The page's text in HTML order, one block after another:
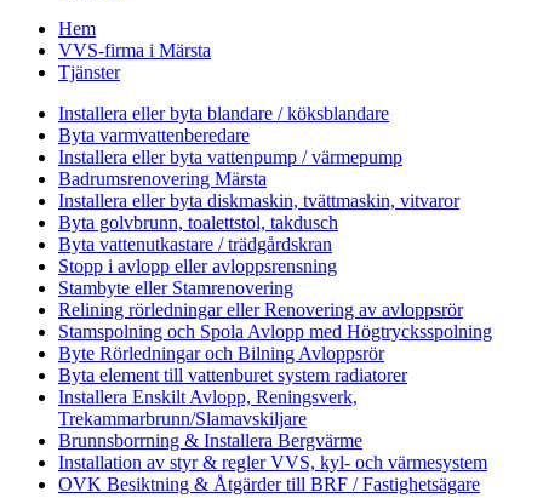
Hem
VVS-firma i Märsta
Tjänster
Installera eller byta blandare / köksblandare
Byta varmvattenberedare
Installera eller byta vattenpump / värmepump
Badrumsrenovering Märsta
Installera eller byta diskmaskin, tvättmaskin, vitvaror
Byta golvbrunn, toalettstol, takdusch
Byta vattenutkastare / trädgårdskran
Stopp i avlopp eller avloppsrensning
Stambyte eller Stamrenovering
Relining rörledningar eller Renovering av avloppsrör
Stamspolning och Spola Avlopp med Högtrycksspolning
Byte Rörledningar och Bilning Avloppsrör
Byta element till vattenburet system radiatorer
Installera Enskilt Avlopp, Reningsverk,
Trekammarbrunn/Slamavskiljare
Brunnsborrning & Installera Bergvärme
Installation av styr & regler VVS, kyl- och värmesystem
OVK Besiktning & Åtgärder till BRF / Fastighetsägare